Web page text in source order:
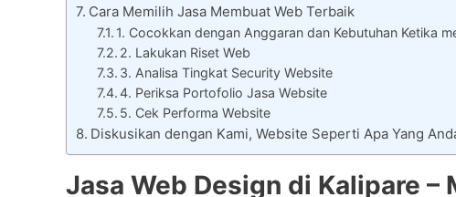
Cara Memilih Jasa Membuat Web Terbaik
1. Cocokkan dengan Anggaran dan Kebutuhan Ketika
2. Lakukan Riset Web
3. Analisa Tingkat Security Website
4. Periksa Portofolio Jasa Website
5. Cek Performa Website
Diskusikan dengan Kami, Website Seperti Apa Yang
Jasa Web Design di Kalipare –